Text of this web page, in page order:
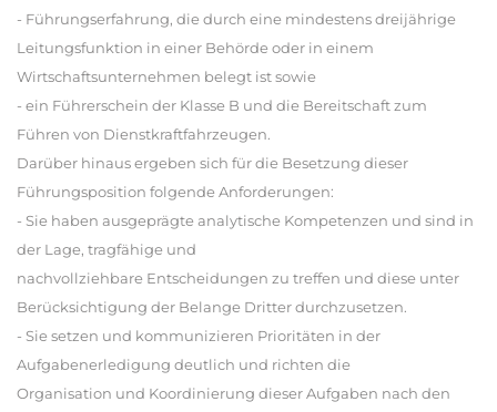
- Führungserfahrung, die durch eine mindestens dreijährige
Leitungsfunktion in einer Behörde oder in einem
Wirtschaftsunternehmen belegt ist sowie
- ein Führerschein der Klasse B und die Bereitschaft zum
Führen von Dienstkraftfahrzeugen.
Darüber hinaus ergeben sich für die Besetzung dieser
Führungsposition folgende Anforderungen:
- Sie haben ausgeprägte analytische Kompetenzen und sind in
der Lage, tragfähige und
nachvollziehbare Entscheidungen zu treffen und diese unter
Berücksichtigung der Belange Dritter durchzusetzen.
- Sie setzen und kommunizieren Prioritäten in der
Aufgabenerledigung deutlich und richten die
Organisation und Koordinierung dieser Aufgaben nach den